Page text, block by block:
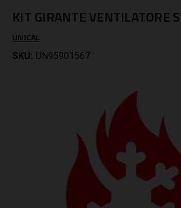
KIT GIRANTE VENTILATORE
UNICAL
SKU: UN95901567